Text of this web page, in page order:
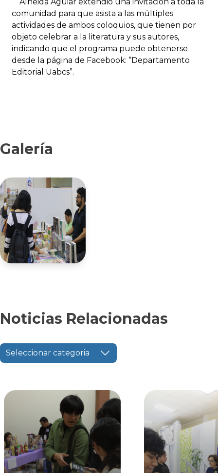
comunidad para que asista a las múltiples
actividades de ambos coloquios, que tienen por
objeto celebrar a la literatura y sus autores,
indicando que el programa puede obtenerse
desde la página de Facebook: “Departamento
Editorial Uabcs”.
Galería
Noticias Relacionadas
Seleccionar categoria